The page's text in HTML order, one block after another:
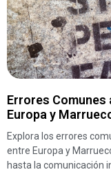
Errores
Europa y
Explora los errores
entre Europa y
hasta la comunicación